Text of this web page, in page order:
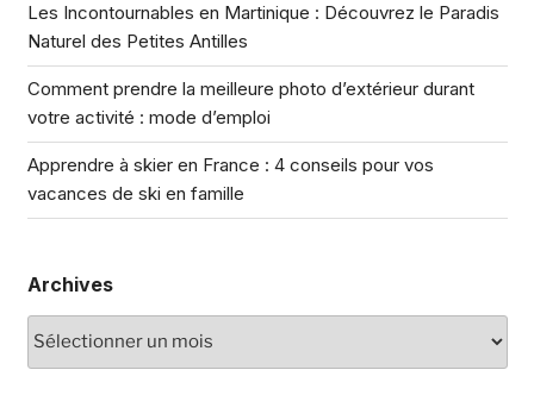
Les Incontournables en Martinique : Découvrez le Paradis
Naturel des Petites Antilles
Comment prendre la meilleure photo d’extérieur durant
votre activité : mode d’emploi
Apprendre à skier en France : 4 conseils pour vos
vacances de ski en famille
Archives